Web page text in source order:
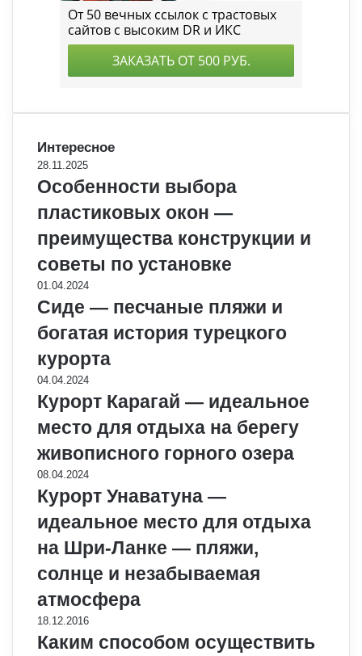
Интересное
28.11.2025
Особенности выбора
пластиковых окон —
преимущества конструкции и
советы по установке
01.04.2024
Сиде — песчаные пляжи и
богатая история турецкого
курорта
04.04.2024
Курорт Карагай — идеальное
место для отдыха на берегу
живописного горного озера
08.04.2024
Курорт Унаватуна —
идеальное место для отдыха
на Шри-Ланке — пляжи,
солнце и незабываемая
атмосфера
18.12.2016
Каким способом осуществить